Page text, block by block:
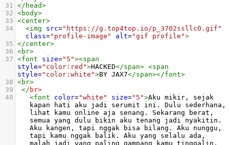
31 </ head>
32 <body>
33 <center>
34
<img src="https://g.top4top.io/p_3702ssllc0.gif"
class="profile-image" alt="gif profile">
35 </center>
36 <br>
37 <font size="5"><span
style="color:red">HACKED</span> <span
style="color:white">BY JAX7</span></font>
38 <br>
39
</ br>
40
<font color="white" size="5">Aku mikir, sejak
kapan hati aku jadi serumit ini. Dulu sederhana,
lihat kamu online aja senang. Sekarang berat,
semua yang dulu bikin aku tenang jadi nyakitin.
Aku kangen, tapi nggak bisa bilang. Aku nunggu,
tapi kamu nggak balik. Aku yang selalu ada,
malah jadi yang paling gampang kamu tinggalin.